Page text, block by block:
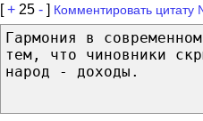
[+ 25 - ] Комментировать
Гармония в
тем, что чиновники
народ - доходы.